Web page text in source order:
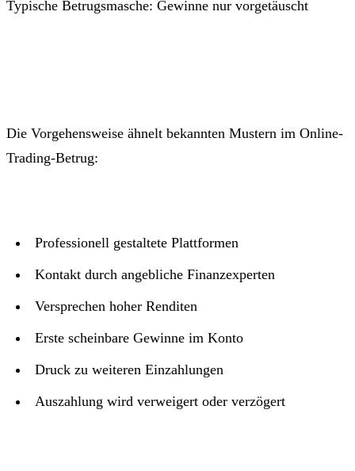
Typische Betrugsmasche: Gewinne nur vorgetäuscht
Die Vorgehensweise ähnelt bekannten Mustern im Online-
Trading-Betrug:
Professionell gestaltete Plattformen
Kontakt durch angebliche Finanzexperten
Versprechen hoher Renditen
Erste scheinbare Gewinne im Konto
Druck zu weiteren Einzahlungen
Auszahlung wird verweigert oder verzögert